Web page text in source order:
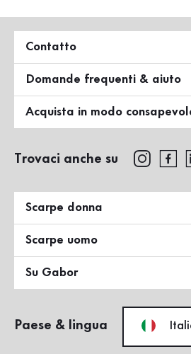
Contatto
Domande frequenti & aiuto
Acquista in modo
Trovaci anche su
Scarpe donna
Scarpe uomo
Su Gabor
Paese & lingua